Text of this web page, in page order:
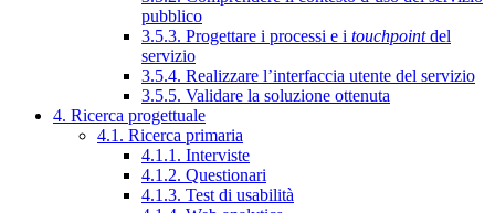
pubblico
3.5.3. Progettare i processi e i touchpointdel
servizio
3.5.4. Realizzare l’interfaccia utente del servizio
3.5.5. Validare la soluzione ottenuta
4. Ricerca progettuale
4.1. Ricerca primaria
4.1.1. Interviste
4.1.2. Questionari
4.1.3. Test di usabilità